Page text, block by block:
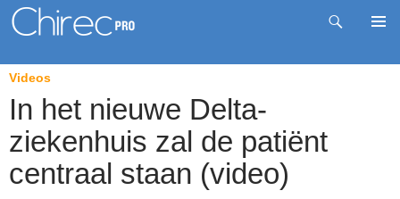
Zoeken
Spring
naar
Videos
In het nieuwe Delta-
ziekenhuis zal de patiënt
centraal staan (video)